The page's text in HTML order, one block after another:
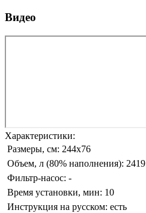
Видео
Характеристики:
Размеры, см: 244x76
Объем, л (80% наполнения): 2419
Фильтр-насос: -
Время установки, мин: 10
Инструкция на русском: есть